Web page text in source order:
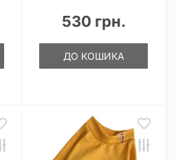
530 грн.
ДО КОШИКА